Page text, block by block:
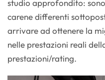
studio approfondito:
carene differenti
arrivare ad ottenere la
nelle prestazioni reali
prestazioni/rating.